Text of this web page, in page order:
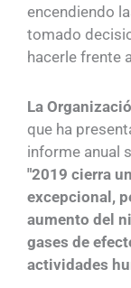
encendiendo
tomado
hacerle frente
La
que ha
informe anual
"2019 cierra
excepcional,
aumento del
gases de
actividades